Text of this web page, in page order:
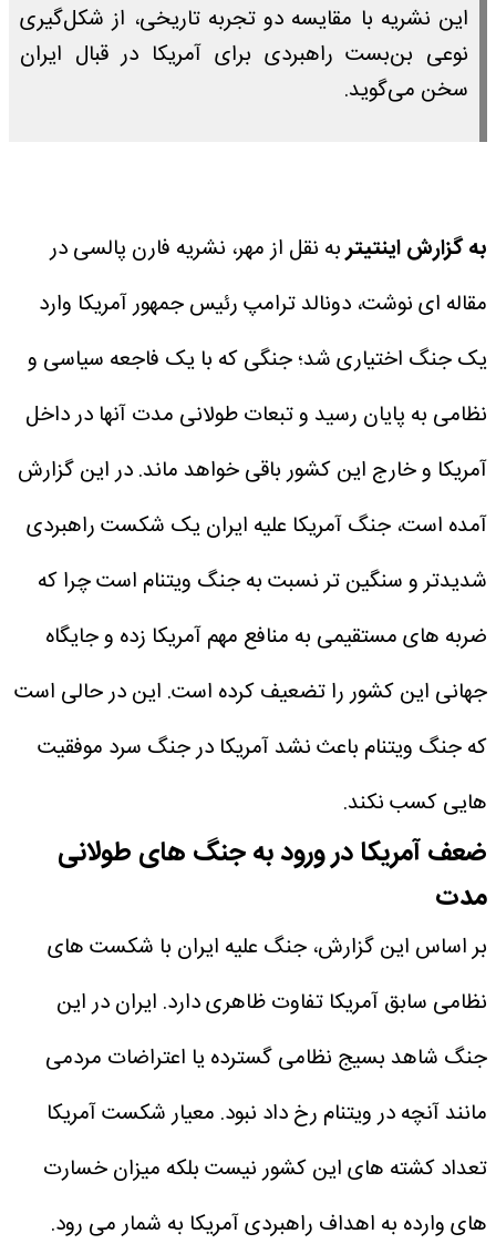
این نشریه با مقایسه دو تجربه تاریخی، از شکل‌گیری
نوعی بن‌بست راهبردی برای آمریکا در قبال ایران
سخن می‌گوید.
به گزارش اینتیتربه نقل از مهر، نشریه فارن پالسی در
مقاله ای نوشت، دونالد ترامپ رئیس جمهور آمریکا وارد
یک جنگ اختیاری شد؛ جنگی که با یک فاجعه سیاسی و
نظامی به پایان رسید و تبعات طولانی مدت آنها در داخل
آمریکا و خارج این کشور باقی خواهد ماند.در این گزارش
آمده است، جنگ آمریکا علیه ایران یک شکست راهبردی
شدیدتر و سنگین تر نسبت به جنگ ویتنام است چرا که
ضربه های مستقیمی به منافع مهم آمریکا زده و جایگاه
جهانی این کشور را تضعیف کرده است. این در حالی است
که جنگ ویتنام باعث نشد آمریکا در جنگ سرد موفقیت
هایی کسب نکند.
ضعف آمریکا در ورود به جنگ های طولانی
مدت
بر اساس این گزارش، جنگ علیه ایران با شکست های
نظامی سابق آمریکا تفاوت ظاهری دارد. ایران در این
جنگ شاهد بسیج نظامی گسترده یا اعتراضات مردمی
مانند آنچه در ویتنام رخ داد نبود. معیار شکست آمریکا
تعداد کشته های این کشور نیست بلکه میزان خسارت
های وارده به اهداف راهبردی آمریکا به شمار می رود.